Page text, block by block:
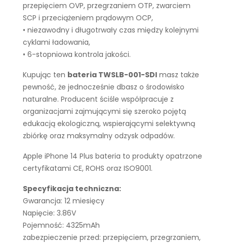
przepięciem OVP, przegrzaniem OTP, zwarciem
SCP i przeciążeniem prądowym OCP,
• niezawodny i długotrwały czas między kolejnymi
cyklami ładowania,
• 6-stopniowa kontrola jakości.
Kupując ten bateria TWSLB-001-SDI masz także
pewność, że jednocześnie dbasz o środowisko
naturalne. Producent ściśle współpracuje z
organizacjami zajmującymi się szeroko pojętą
edukacją ekologiczną, wspierającymi selektywną
zbiórkę oraz maksymalny odzysk odpadów.
Apple iPhone 14 Plus bateria to produkty opatrzone
certyfikatami CE, ROHS oraz ISO9001.
Specyfikacja techniczna:
Gwarancja: 12 miesięcy
Napięcie: 3.86V
Pojemność: 4325mAh
zabezpieczenie przed: przepięciem, przegrzaniem,